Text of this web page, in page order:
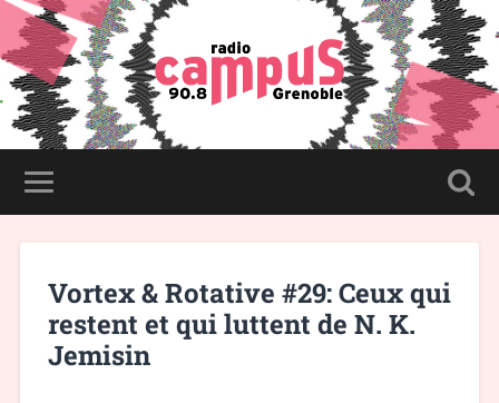
Vortex & Rotative #29: Ceux qui
restent et qui luttent de N. K.
Jemisin